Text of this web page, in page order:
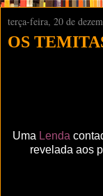
terça-feira, 20 de
OS
Uma Lenda
revelada aos